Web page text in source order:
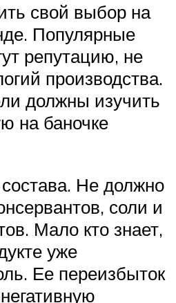
свой выбор на
Популярные
репутацию, не
производства.
должны изучить
на баночке
Не должно
соли и
Мало кто знает,
уже
Ее переизбыток